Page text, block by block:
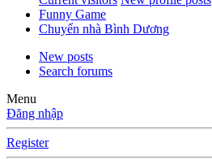
Funny Game
Chuyển nhà Bình Dương
New posts
Search forums
Menu
Đăng nhập
Register